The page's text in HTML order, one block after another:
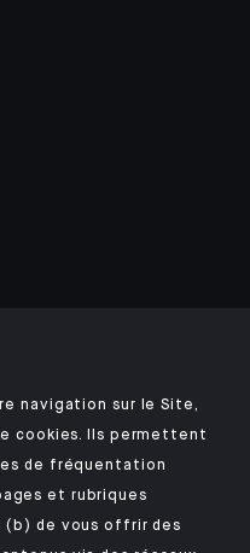
navigation sur le Site,
cookies. Ils permettent
de fréquentation
et rubriques
de vous offrir des